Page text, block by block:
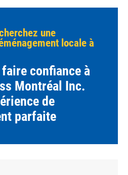
une
locale à
confiance à
Montréal Inc.
de
parfaite